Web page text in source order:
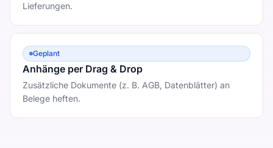
Lieferungen.
Geplant
Anhänge per Drag & Drop
Zusätzliche Dokumente (z. B. AGB, Datenblätter) an
Belege heften.